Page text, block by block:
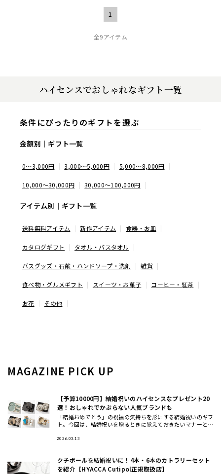
1
全9アイテム
ハイセンスでおしゃれなギフト一覧
条件にぴったりのギフトを選ぶ
金額別｜ギフト一覧
0～3,000円 3,000～5,000円 5,000～8,000円
10,000～30,000円 30,000～100,000円
アイテム別｜ギフト一覧
送料無料アイテム 新作アイテム 食器・お皿
カタログギフト タオル・バスタオル
バスグッズ・石鹸・ハンドソープ・洗剤 雑貨
食べ物・グルメギフト スイーツ・お菓子 コーヒー・紅茶
お花 その他
MAGAZINE PICK UP
【予算10000円】結婚祝いのハイセンスなプレゼント20
選！おしゃれでかぶらない人気ブランドも
「結婚おめでとう」の祝福の気持ちを形にする結婚祝いのギフ
ト。今回は、結婚祝いを贈るときに覚えておきたいマナーと、
すめのギフト
2026.03.13
クチポールを結婚祝いに！4本・6本のカトラリーセット
を紹介【HYACCA Cutipol正規取扱店】